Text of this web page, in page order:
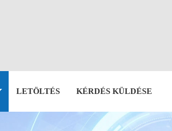
LETÖLTÉS KÉRDÉS KÜLDÉSE